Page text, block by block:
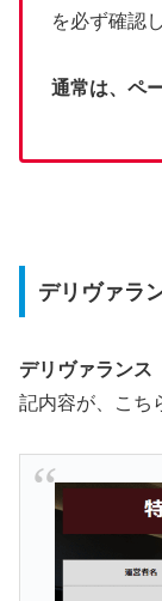
を必ず確認
通常は、ペ
デリヴァラ
デリヴァランス
記内容が、こち